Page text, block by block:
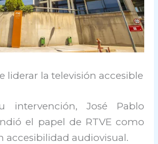
liderar la televisión accesible
intervención, José Pablo
el papel de RTVE como
accesibilidad audiovisual.